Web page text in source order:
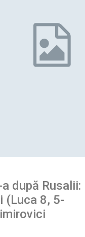
după Rusalii:
(Luca 8, 5-